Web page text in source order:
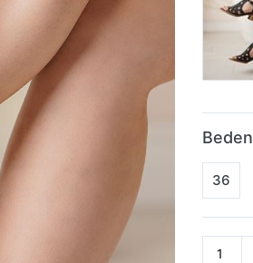
Beden
36